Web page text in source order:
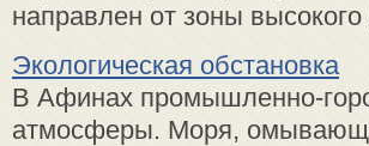
направлен от зоны
Экологическая обстановка
В Афинах промышленно-
атмосферы. Моря,